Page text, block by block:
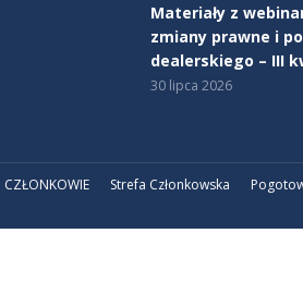
Materiały z
zmiany prawne i
dealerskiego – III
30 lipca 2026
CZŁONKOWIE Strefa Członkowska